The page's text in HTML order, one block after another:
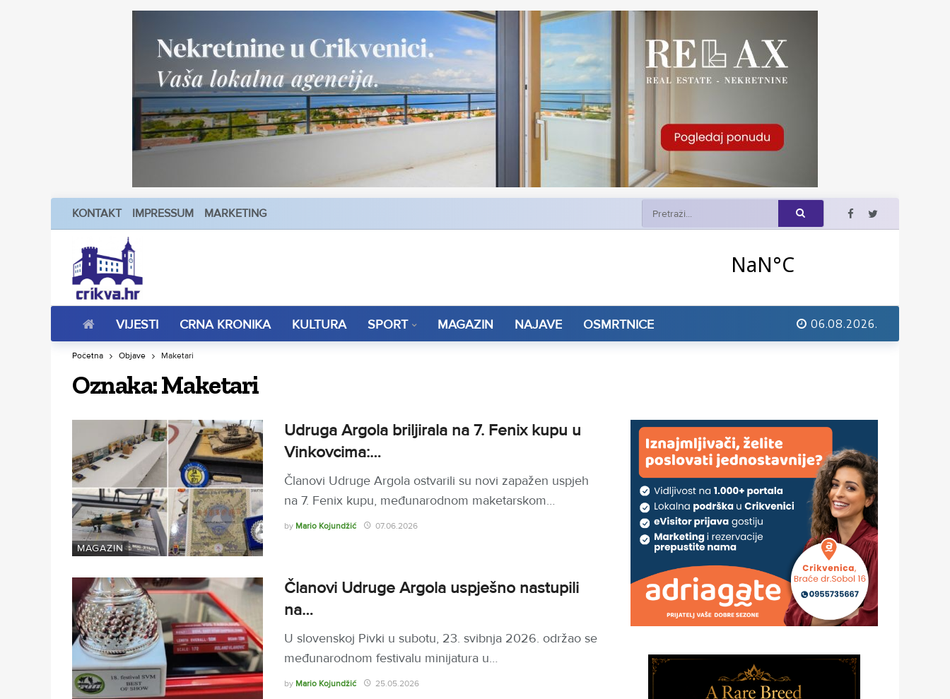
KONTAKT IMPRESSUM MARKETING
VIJESTI CRNA KRONIKA KULTURA SPORT MAGAZIN NAJAVE OSMRTNICE 06.08.2026.
Početna Objave Maketari
Oznaka:Maketari
MAGAZIN
Udruga Argola briljirala na 7. Fenix kupu u
Vinkovcima:…
Članovi Udruge Argola ostvarili su novi zapažen uspjeh
na 7. Fenix kupu, međunarodnom maketarskom…
by Mario Kojundžić 07.06.2026
Članovi Udruge Argola uspješno nastupili
na…
U slovenskoj Pivki u subotu, 23. svibnja 2026. održao se
međunarodnom festivalu minijatura u…
by Mario Kojundžić 25.05.2026